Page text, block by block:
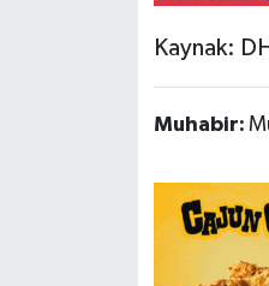
Kaynak:
Muhabir: